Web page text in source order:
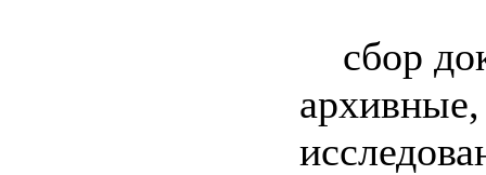
сбор